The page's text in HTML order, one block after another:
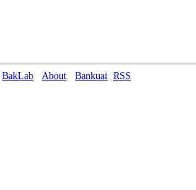
BakLab About Bankuai RSS